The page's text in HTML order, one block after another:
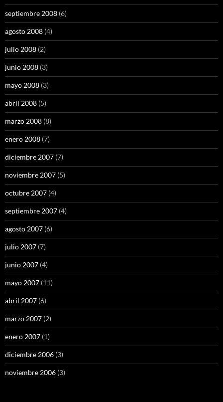
septiembre 2008 (6)
agosto 2008 (4)
julio 2008 (2)
junio 2008 (3)
mayo 2008 (3)
abril 2008 (5)
marzo 2008 (8)
enero 2008 (7)
diciembre 2007 (7)
noviembre 2007 (5)
octubre 2007 (4)
septiembre 2007 (4)
agosto 2007 (6)
julio 2007 (7)
junio 2007 (4)
mayo 2007 (11)
abril 2007 (6)
marzo 2007 (2)
enero 2007 (1)
diciembre 2006 (3)
noviembre 2006 (3)